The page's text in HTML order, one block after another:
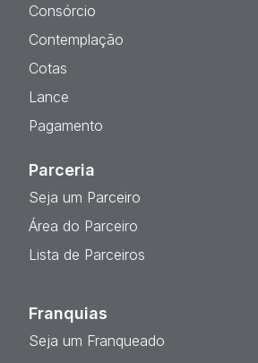
Consórcio
Contemplação
Cotas
Lance
Pagamento
Parceria
Seja um Parceiro
Área do Parceiro
Lista de Parceiros
Franquias
Seja um Franqueado